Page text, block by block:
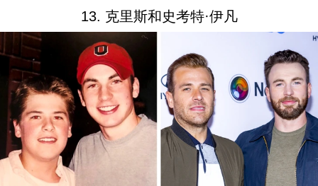
13. 克里斯和史考特·伊凡